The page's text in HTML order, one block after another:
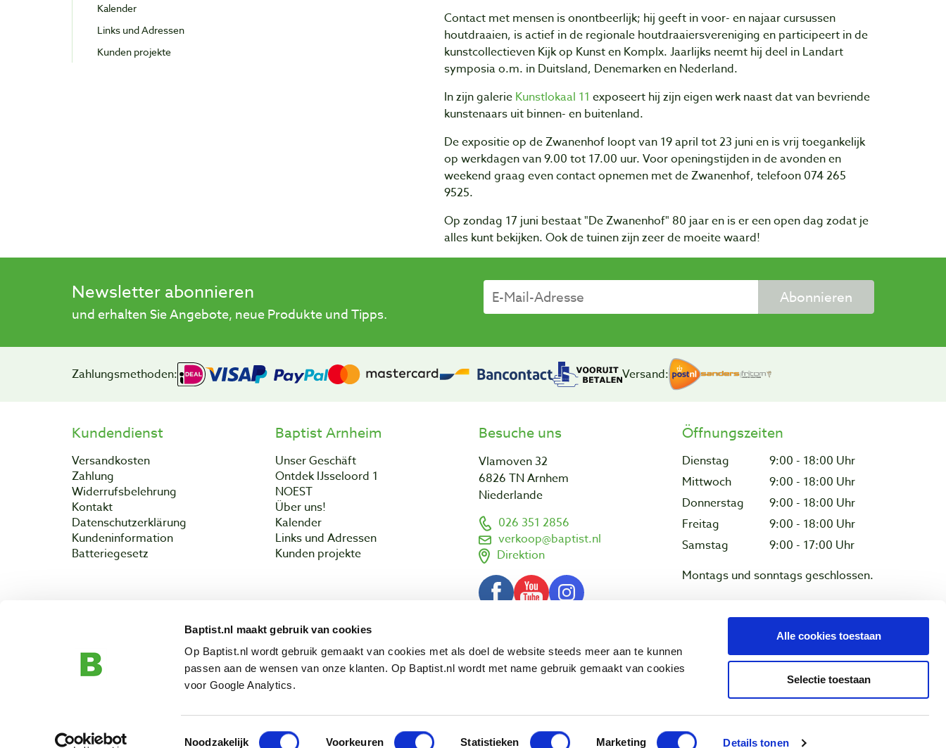
Baptist.nl maakt gebruik van cookies
Op Baptist.nl wordt gebruik gemaakt van cookies met als doel de website steeds meer aan te kunnen
passen aan de wensen van onze klanten. Op Baptist.nl wordt met name gebruik gemaakt van cookies
voor Google Analytics.
Toestemmingsselectie
Noodzakelijk
Voorkeuren Statistieken Marketing Details tonen
Alle cookies toestaan
Selectie toestaan
Kalender
Links und Adressen
Kunden projekte
Contact met mensen is onontbeerlijk; hij geeft in voor- en najaar cursussen
houtdraaien, is actief in de regionale houtdraaiersvereniging en participeert in de
kunstcollectieven Kijk op Kunst en Komplx. Jaarlijks neemt hij deel in Landart
symposia o.m. in Duitsland, Denemarken en Nederland.
In zijn galerie Kunstlokaal 11 exposeert hij zijn eigen werk naast dat van bevriende
kunstenaars uit binnen- en buitenland.
De expositie op de Zwanenhof loopt van 19 april tot 23 juni en is vrij toegankelijk
op werkdagen van 9.00 tot 17.00 uur. Voor openingstijden in de avonden en
weekend graag even contact opnemen met de Zwanenhof, telefoon 074 265
9525.
Op zondag 17 juni bestaat "De Zwanenhof" 80 jaar en is er een open dag zodat je
alles kunt bekijken. Ook de tuinen zijn zeer de moeite waard!
Newsletter abonnieren
und erhalten Sie Angebote, neue Produkte und Tipps.
Abonnieren
Zahlungsmethoden: Versand:
Kundendienst
Versandkosten
Zahlung
Widerrufsbelehrung
Kontakt
Datenschutzerklärung
Kundeninformation
Batteriegesetz
Baptist Arnheim
Unser Geschäft
Ontdek IJsseloord 1
NOEST
Über uns!
Kalender
Links und Adressen
Kunden projekte
Besuche uns
Vlamoven 32
6826 TN Arnhem
Niederlande
026 351 2856
verkoop@baptist.nl
Direktion
Öffnungszeiten
Dienstag
9:00 - 18:00 Uhr
Mittwoch
9:00 - 18:00 Uhr
Donnerstag
9:00 - 18:00 Uhr
Freitag
9:00 - 18:00 Uhr
Samstag
9:00 - 17:00 Uhr
Montags und sonntags geschlossen.
AGBImpressumDatenschutz & Cookies
Copyright © 2003 - 2026 Baptist Arnhem BV